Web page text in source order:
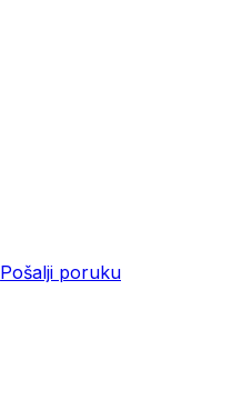
Pošalji poruku